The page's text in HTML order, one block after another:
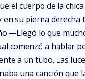
el cuerpo de la chica
su pierna derecha
lo que
comenzó a hablar
a un tubo. Las
una canción que